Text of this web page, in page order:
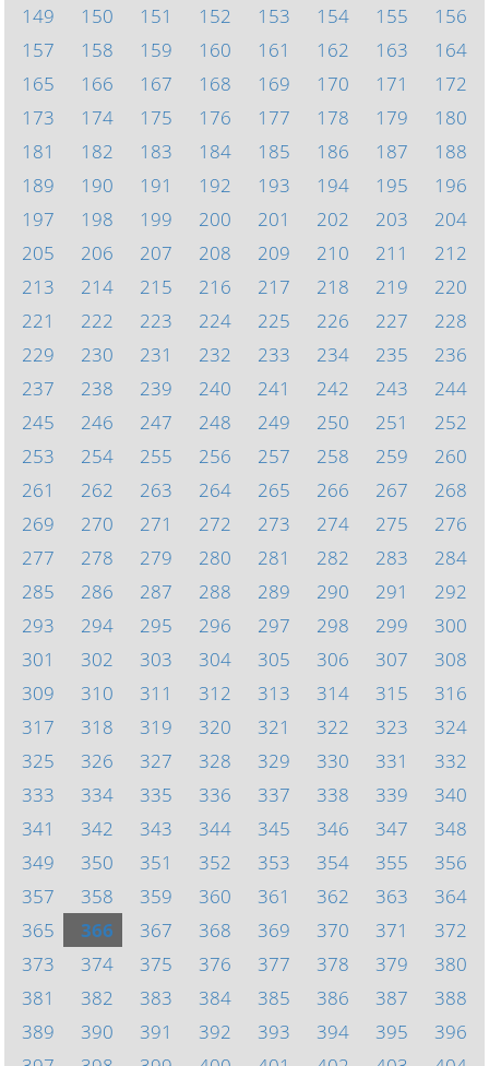
149
150 151 152 153 154 155
156
157
158 159 160 161 162 163
164
165
166 167 168 169 170 171
172
173
174 175 176 177 178 179
180
181
182 183 184 185 186 187
188
189
190 191 192 193 194 195
196
197
198 199 200 201 202 203
204
205
206 207 208 209 210 211
212
213
214 215 216 217 218 219
220
221
222 223 224 225 226 227
228
229
230 231 232 233 234 235
236
237
238 239 240 241 242 243
244
245
246 247 248 249 250 251
252
253
254 255 256 257 258 259
260
261
262 263 264 265 266 267
268
269
270 271 272 273 274 275
276
277
278 279 280 281 282 283
284
285
286 287 288 289 290 291
292
293
294 295 296 297 298 299
300
301
302 303 304 305 306 307
308
309
310 311 312 313 314 315
316
317
318 319 320 321 322 323
324
325
326 327 328 329 330 331
332
333
334 335 336 337 338 339
340
341
342 343 344 345 346 347
348
349
350 351 352 353 354 355
356
357
358 359 360 361 362 363
364
365
366 367 368 369 370 371
372
373
374 375 376 377 378 379
380
381
382 383 384 385 386 387
388
389
390 391 392 393 394 395
396